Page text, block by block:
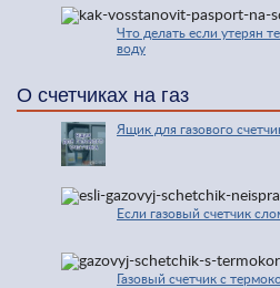
Что делать если утерян
воду
О счетчиках на газ
Ящик для газового
Если газовый счетчик
Газовый счетчик с